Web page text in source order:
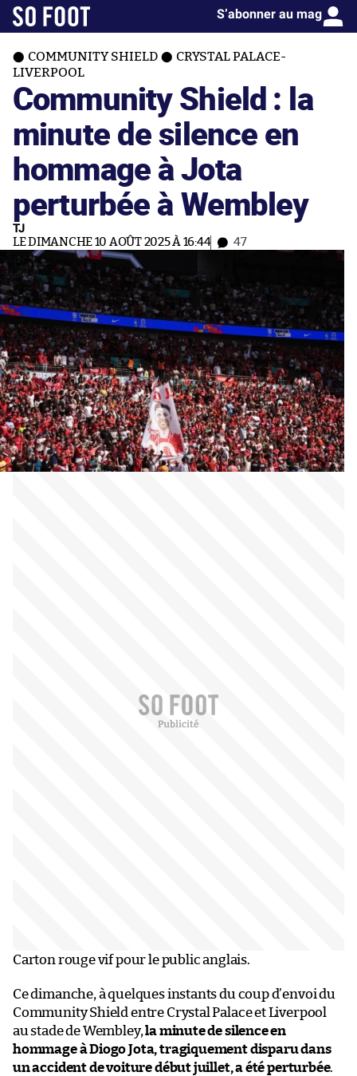
S’abonner au mag
COMMUNITY SHIELD
CRYSTAL PALACE-
LIVERPOOL
Community Shield : la
minute de silence en
hommage à Jota
perturbée à Wembley
TJ
LE DIMANCHE 10 AOÛT 2025 À 16:44 47
Carton rouge vif pour le public anglais.
Ce dimanche, à quelques instants du coup d’envoi du
Community Shield entre Crystal Palace et Liverpool
au stade de Wembley,la minute de silence en
hommage à Diogo Jota, tragiquement disparu dans
un accident de voiture début juillet, a été perturbée.